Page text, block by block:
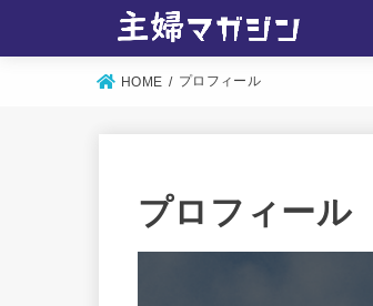
HOME プロフィール
プロフィール